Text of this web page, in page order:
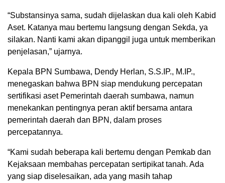
“Substansinya sama, sudah dijelaskan dua kali oleh Kabid
Aset. Katanya mau bertemu langsung dengan Sekda, ya
silakan. Nanti kami akan dipanggil juga untuk memberikan
penjelasan,” ujarnya.
Kepala BPN Sumbawa, Dendy Herlan, S.S.IP., M.IP.,
menegaskan bahwa BPN siap mendukung percepatan
sertifikasi aset Pemerintah daerah sumbawa, namun
menekankan pentingnya peran aktif bersama antara
pemerintah daerah dan BPN, dalam proses
percepatannya.
“Kami sudah beberapa kali bertemu dengan Pemkab dan
Kejaksaan membahas percepatan sertipikat tanah. Ada
yang siap diselesaikan, ada yang masih tahap